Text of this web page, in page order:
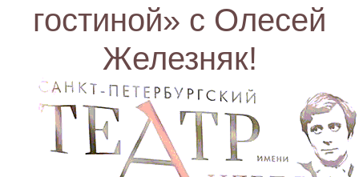
гостиной» с Олесей
Железняк!